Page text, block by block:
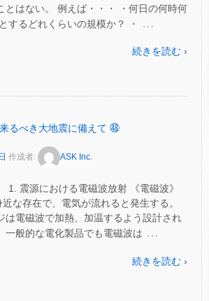
とはない。 例えば・・・ ・何日の何時何
するどれくらいの規模か？ ・
…
続きを読む ›
るべき大地震に備えて ㊽
作成者: ASK Inc.
1. 震源における電磁波放射 《電磁波》
な存在で、電気が流れると発生する。
は電磁波で加熱、加温するよう設計され
一般的な電化製品でも電磁波は …
続きを読む ›